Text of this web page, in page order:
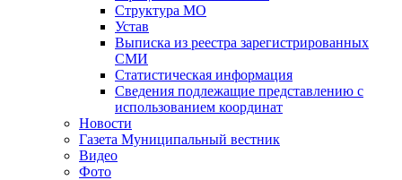
Структура МО
Устав
Выписка из реестра зарегистрированных
СМИ
Статистическая информация
Сведения подлежащие представлению с
использованием координат
Новости
Газета Муниципальный вестник
Видео
Фото